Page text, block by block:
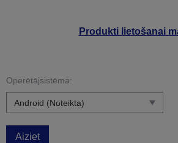
Produkti lietošanai
Operētājsistēma:
Aiziet